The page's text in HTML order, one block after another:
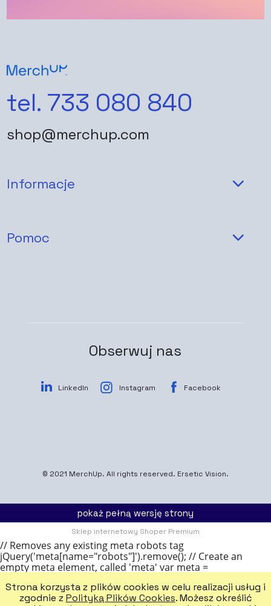
Strona korzysta z plików cookies w celu realizacji usług i
zgodnie zPolityką Plików Cookies. Możesz określić
tel. 733 080 840
shop@merchup.com
Informacje
Pomoc
Obserwuj nas
LinkedIn Instagram Facebook
© 2021 MerchUp. All rights reserved. Ersetic Vision.
pokaż pełną wersję strony
Sklep internetowy Shoper Premium
// Removes any existing meta robots tag
jQuery('meta[name="robots"]').remove(); // Create an
empty meta element, called 'meta' var meta =
to the meta, with the value 'robots' meta.name = 'robots';
// Add a content attribute to the meta element, with the